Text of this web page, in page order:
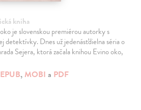
kniha
je slovenskou premiérou autorky s
detektívky. Dnes už jedenásťdielna séria o
Sejera, ktorá začala knihou Evino oko,
EPUB, MOBI a PDF